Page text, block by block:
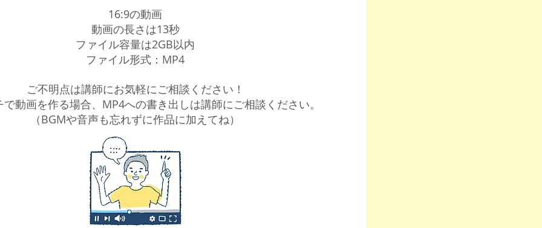
16:9の動画
動画の長さは13秒
ファイル容量は2GB以内
​ファイル形式：MP4
ご不明点は講師にお気軽にご相談ください！
動画を作る場合、MP4への書き出しは講師にご相談ください。
​（BGMや音声も忘れずに作品に加えてね）